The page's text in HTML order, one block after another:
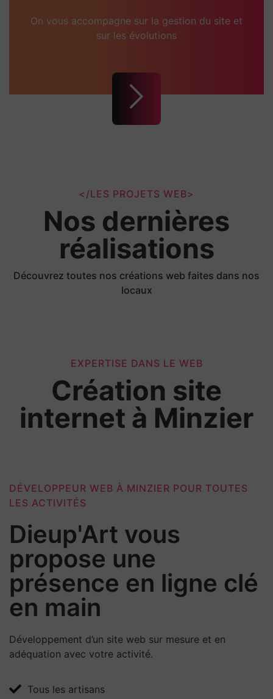
On vous accompagne sur la gestion du site et
sur les évolutions
</LES PROJETS WEB>
Nos dernières
réalisations
Découvrez toutes nos créations web faites dans nos
locaux
EXPERTISE DANS LE WEB
Création site
internet à Minzier
DÉVELOPPEUR WEB À MINZIER POUR TOUTES
LES ACTIVITÉS
Dieup'Art vous
propose une
présence en ligne clé
en main
Développement d’un site web sur mesure et en
adéquation avec votre activité.
Tous les artisans